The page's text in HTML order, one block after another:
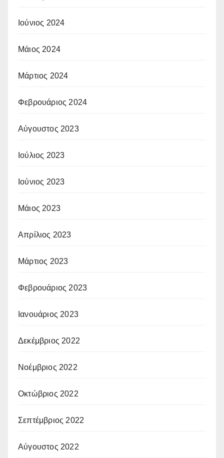
Ιούνιος 2024
Μάιος 2024
Μάρτιος 2024
Φεβρουάριος 2024
Αύγουστος 2023
Ιούλιος 2023
Ιούνιος 2023
Μάιος 2023
Απρίλιος 2023
Μάρτιος 2023
Φεβρουάριος 2023
Ιανουάριος 2023
Δεκέμβριος 2022
Νοέμβριος 2022
Οκτώβριος 2022
Σεπτέμβριος 2022
Αύγουστος 2022